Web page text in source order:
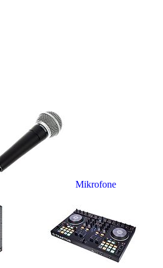
Mikrofone